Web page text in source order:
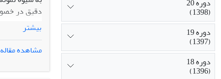
دقیق در
سیاسی،
اعتقادی در
ناشی از
بیشتر
مشاهده مقاله
دوره 20
(1398)
دوره 19
(1397)
دوره 18
(1396)